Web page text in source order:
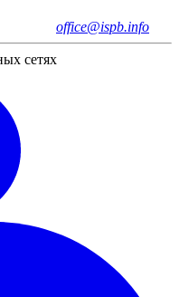
office@ispb.info
сетях